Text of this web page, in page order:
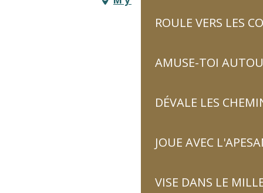
ROULE VERS LES
AMUSE-TOI
DÉVALE LES
JOUE AVEC
VISE DANS LE